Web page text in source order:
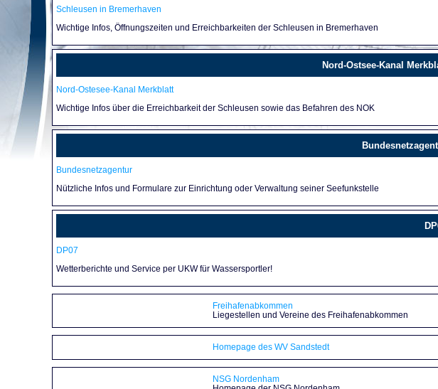
Schleusen in Bremerhaven
Wichtige Infos, Öffnungszeiten und Erreichbarkeiten der Schleusen in Bremerhaven
Nord-Ostsee-Kanal
Nord-Ostesee-Kanal Merkblatt
Wichtige Infos über die Erreichbarkeit der Schleusen sowie das Befahren des NOK
Bundesnetzagentur
Nützliche Infos und Formulare zur Einrichtung oder Verwaltung seiner Seefunkstelle
DP07
Wetterberichte und Service per UKW für Wassersportler!
Freihafenabkommen
Liegestellen und Vereine des Freihafenabkommen
Homepage des WV Sandstedt
NSG Nordenham